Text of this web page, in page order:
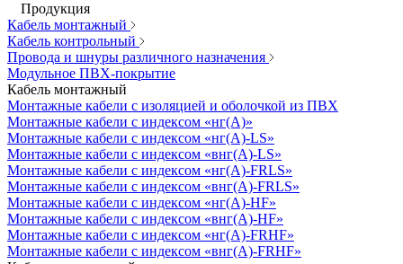
Продукция
Кабель монтажный
Кабель контрольный
Провода и шнуры различного назначения
Модульное ПВХ-покрытие
Кабель монтажный
Монтажные кабели с изоляцией и оболочкой из ПВХ
Монтажные кабели с индексом «нг(А)»
Монтажные кабели с индексом «нг(А)-LS»
Монтажные кабели с индексом «внг(А)-LS»
Монтажные кабели с индексом «нг(А)-FRLS»
Монтажные кабели с индексом «внг(А)-FRLS»
Монтажные кабели с индексом «нг(А)-HF»
Монтажные кабели с индексом «внг(А)-HF»
Монтажные кабели с индексом «нг(А)-FRHF»
Монтажные кабели с индексом «внг(А)-FRHF»